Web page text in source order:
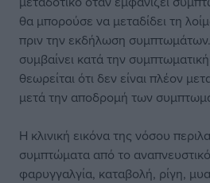
θα μπορούσε να μεταδίδει τη
πριν την εκδήλωση
συμβαίνει κατά την
θεωρείται ότι δεν είναι πλέον
μετά την αποδρομή των
Η κλινική εικόνα της νόσου
συμπτώματα από το
φαρυγγαλγία, καταβολή, ρίγη,